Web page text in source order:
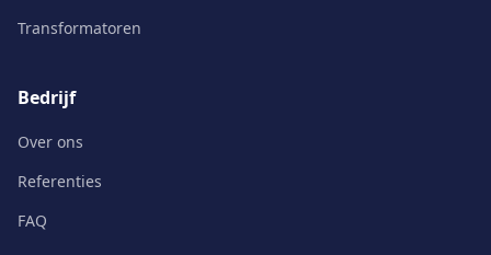
Transformatoren
Bedrijf
Over ons
Referenties
FAQ